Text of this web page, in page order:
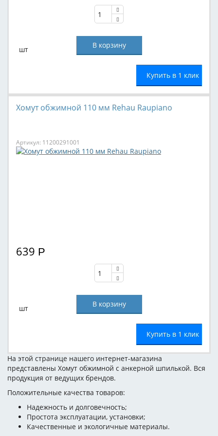
шт
Купить в 1 клик
Хомут обжимной 110 мм Rehau Raupiano
Артикул: 11200291001
639 Р
шт
Купить в 1 клик
На этой странице нашего интернет-магазина
представлены Хомут обжимной с анкерной шпилькой. Вся
продукция от ведущих брендов.
Положительные качества товаров:
Надежность и долговечность;
Простота эксплуатации, установки;
Качественные и экологичные материалы.